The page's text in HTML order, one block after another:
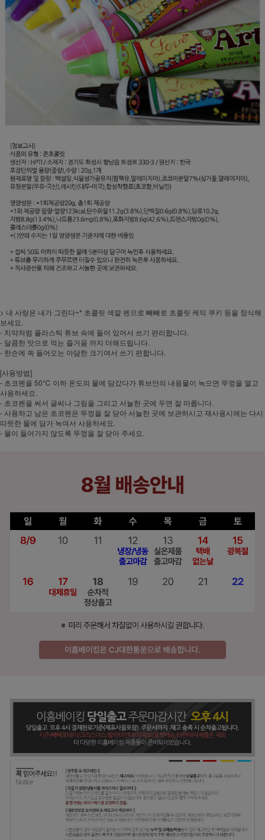
> 내 사랑은 내가 그린다~* 초콜릿 색깔 펜으로 빼빼로 초콜릿 케익 쿠키 등을 장식해
보세요.
- 치약처럼 플라스틱 튜브 속에 들어 있어서 쓰기 편리합니다.
- 달콤한 맛으로 먹는 즐거움 까지 더해드립니다.
- 한손에 쏙 들어오는 아담한 크기여서 쓰기 편합니다.
[사용방법]
- 초코펜을 50℃ 이하 온도의 물에 담갔다가 튜브안의 내용물이 녹으면 뚜껑을 열고
사용하세요.
- 초코펜을 써서 글씨나 그림을 그리고 서늘한 곳에 두면 잘 마릅니다.
- 사용하고 남은 초코펜은 뚜껑을 잘 닫아 서늘한 곳에 보관하시고 재사용시에는 다시
따뜻한 물에 담가 녹여서 사용하세요.
- 물이 들어가지 않도록 뚜껑을 잘 닫아 주세요.